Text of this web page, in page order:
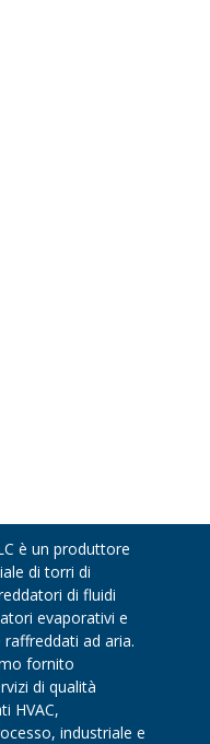
è un produttore
di torri di
di fluidi
evaporativi e
ad aria.
fornito
di qualità
HVAC,
industriale e